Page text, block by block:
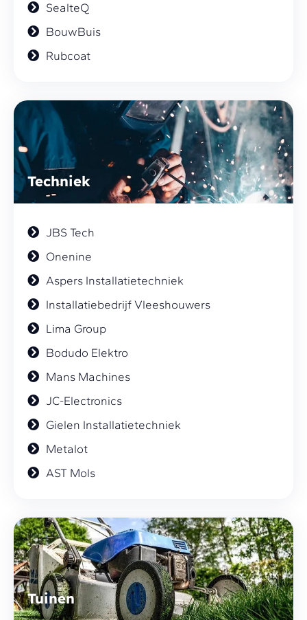
SealteQ
BouwBuis
Rubcoat
Techniek
JBS Tech
Onenine
Aspers Installatietechniek
Installatiebedrijf Vleeshouwers
Lima Group
Bodudo Elektro
Mans Machines
JC-Electronics
Gielen Installatietechniek
Metalot
AST Mols
Tuinen